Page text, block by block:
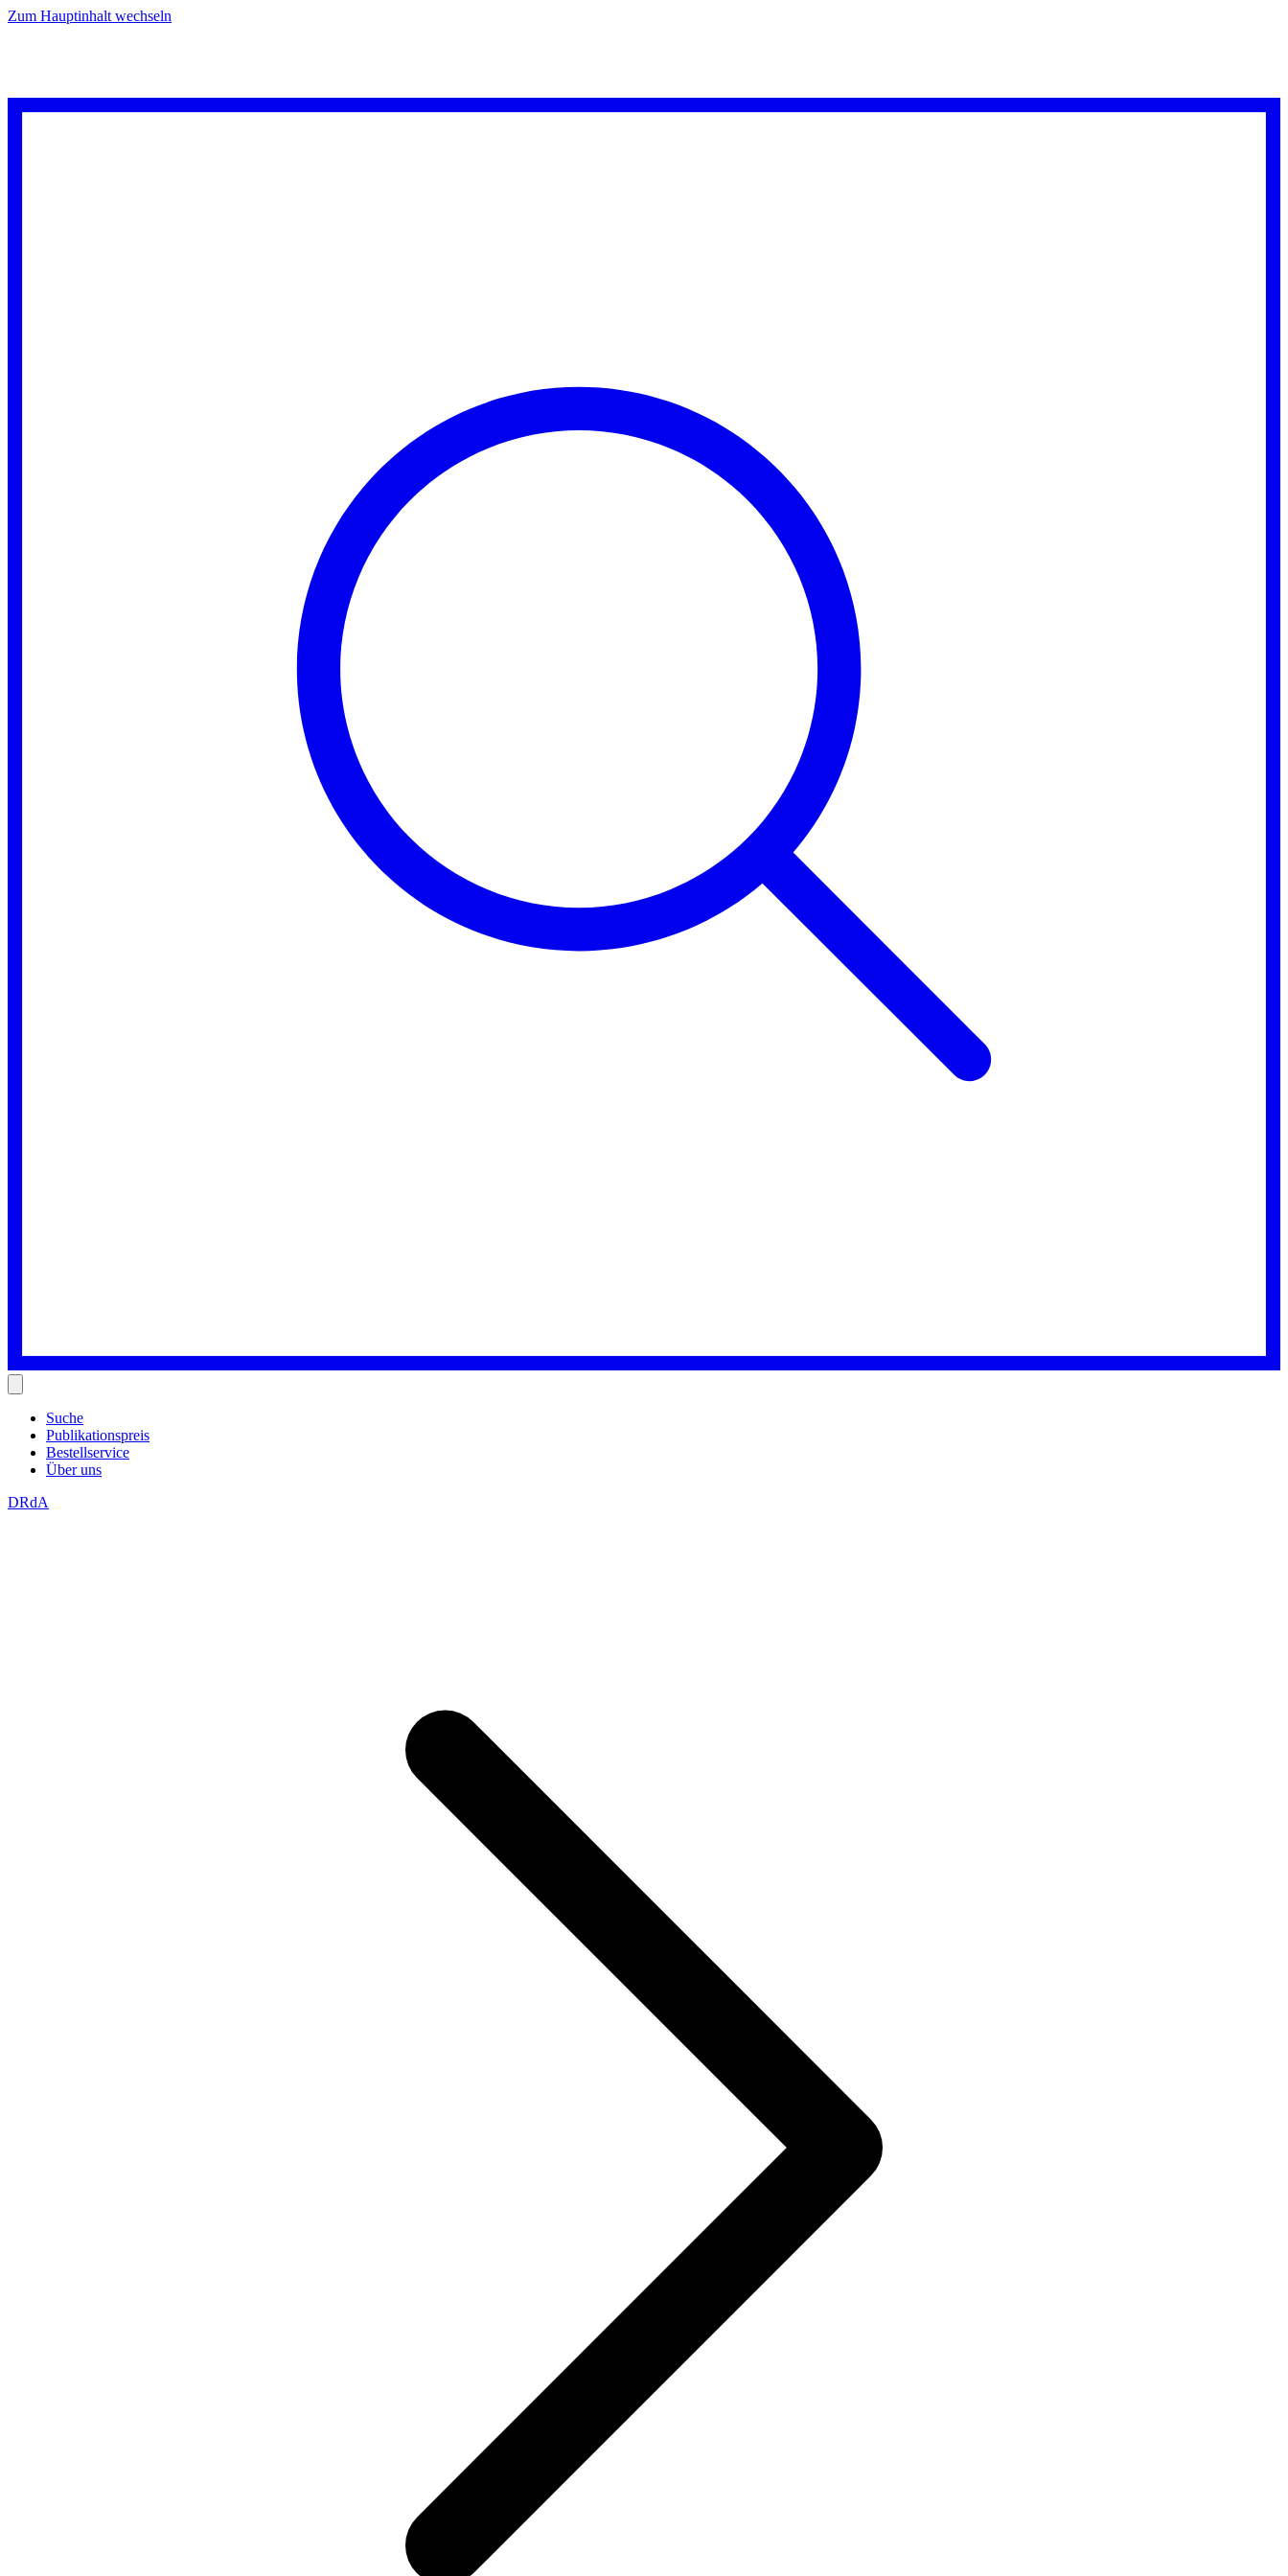
Zum Hauptinhalt wechseln
Suche
Publikationspreis
Bestellservice
Über uns
DRdA